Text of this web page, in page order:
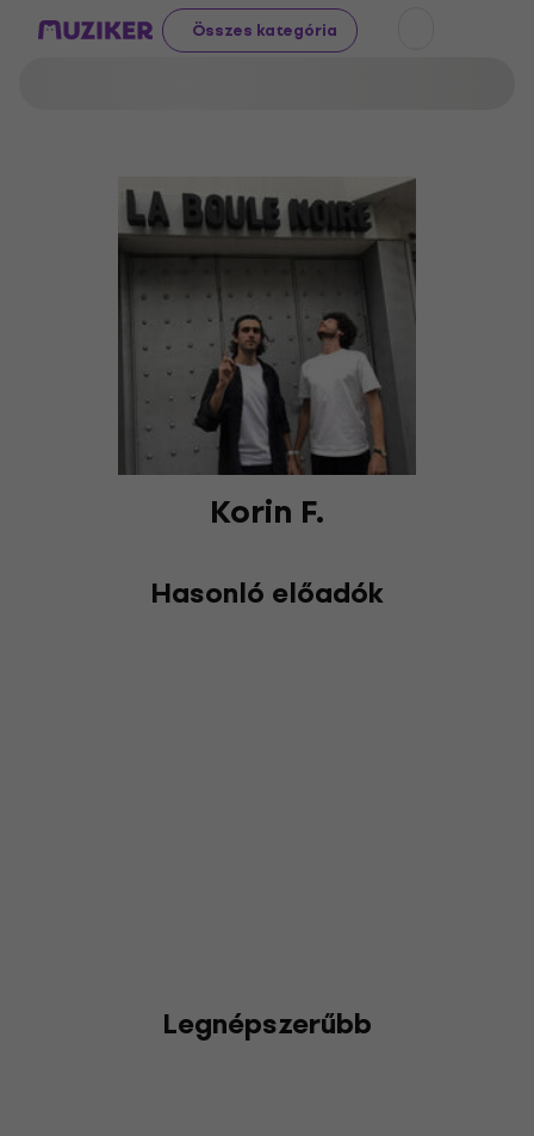
Összes kategória
Korin F.
Hasonló előadók
Legnépszerűbb